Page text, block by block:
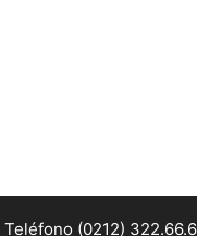
Teléfono (0212)